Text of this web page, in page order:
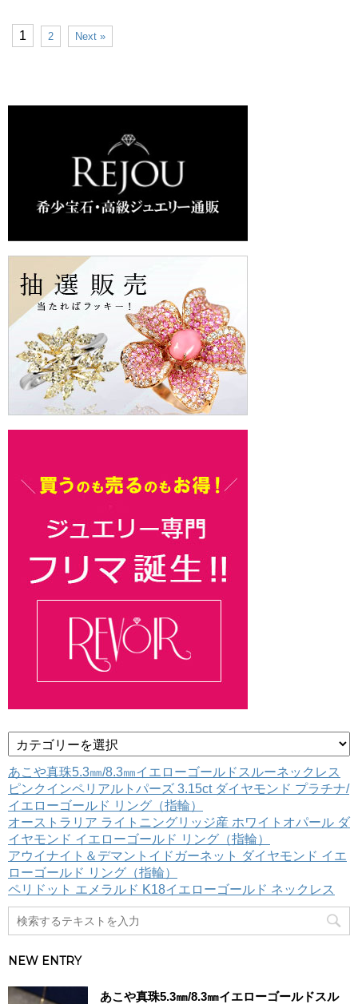
1 2 Next »
テ
ゴ
リ
ー
あこや真珠5.3㎜/8.3㎜イエローゴールドスルーネックレス
ピンクインペリアルトパーズ 3.15ct ダイヤモンド プラチナ/
イエローゴールド リング（指輪）
オーストラリア ライトニングリッジ産 ホワイトオパール ダ
イヤモンド イエローゴールド リング（指輪）
アウイナイト＆デマントイドガーネット ダイヤモンド イエ
ローゴールド リング（指輪）
ペリドット エメラルド K18イエローゴールド ネックレス
NEW ENTRY
あこや真珠5.3㎜/8.3㎜イエローゴールドスル